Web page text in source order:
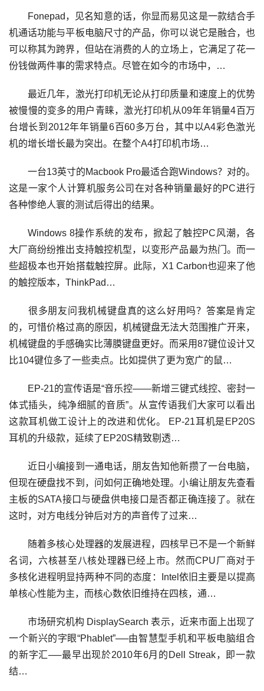
Fonepad，见名知意的话，你显而易见这是一款结合手
机通话功能与平板电脑尺寸的产品，你可以说它是融合，也
可以称其为跨界，但站在消费的人的立场上，它满足了花一
份钱做两件事的需求特点。尽管在如今的市场中，…
最近几年，激光打印机无论从打印质量和速度上的优势
被慢慢的变多的用户青睐，激光打印机从09年年销量4百万
台增长到2012年年销量6百60多万台，其中以A4彩色激光
机的增长增长最为突出。在整个A4打印机市场…
一台13英寸的Macbook Pro最适合跑Windows？对的。
这是一家个人计算机服务公司在对各种销量最好的PC进行
各种惨绝人寰的测试后得出的结果。
Windows 8操作系统的发布，掀起了触控PC风潮，各
大厂商纷纷推出支持触控机型，以变形产品最为热门。而一
些超极本也开始搭载触控屏。此际，X1 Carbon也迎来了他
的触控版本，ThinkPad…
很多朋友问我机械键盘真的这么好用吗？答案是肯定
的，可惜价格过高的原因，机械键盘无法大范围推广开来，
机械键盘的手感确实比薄膜键盘更好。而采用87键位设计又
比104键位多了一些卖点。比如提供了更为宽广的鼠…
EP-21的宣传语是“音乐控——新增三键式线控、密封一
体式插头，纯净细腻的音质”。从宣传语我们大家可以看出
这款耳机做工设计上的改进和优化。 EP-21耳机是EP20S
耳机的升级款，延续了EP20S精致剔透…
近日小编接到一通电话，朋友告知他新攒了一台电脑，
但现在硬盘找不到，问如何正确地处理。小编让朋友先查看
主板的SATA接口与硬盘供电接口是否都正确连接了。就在
这时，对方电线分钟后对方的声音传了过来…
随着多核心处理器的发展进程，四核早已不是一个新鲜
名词，六核甚至八核处理器已经上市。然而CPU厂商对于
多核化进程明显持两种不同的态度：Intel依旧主要是以提高
单核心性能为主，而核心数依旧维持在四核，通…
市场研究机构 DisplaySearch 表示，近来市面上出现了
一个新兴的字眼“Phablet”──由智慧型手机和平板电脑组合
的新字汇──最早出现於2010年6月的Dell Streak，即一款
结…